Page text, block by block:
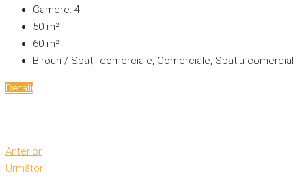
Camere: 4
50 m²
60 m²
Birouri / Spații comerciale, Comerciale, Spatiu comercial
Detalii
Anterior
Următor